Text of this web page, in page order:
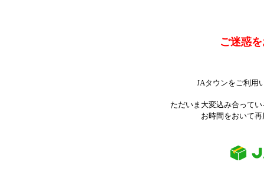
ご迷惑
JAタウンをご利用
ただいま大変込み合って
お時間をおいて